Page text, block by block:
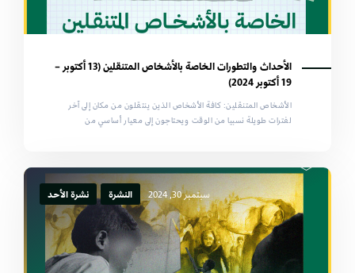
الأحداث والتطورات الخاصة بالأشخاص المتنقلين (13 أكتوبر –
19 أكتوبر 2024)
الأشخاص المتنقلين: كافة الأشخاص الذين ينتقلون من مكان إلى آخر
لفترات طويلة نسبيا من الوقت ويحتاجون إلى معيار أساسي من
سبتمبر 30, 2024 النشرة نشرة الأحد